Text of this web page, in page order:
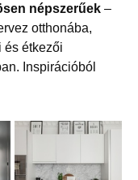
népszerűek –
otthonába,
és étkezői
Inspirációból